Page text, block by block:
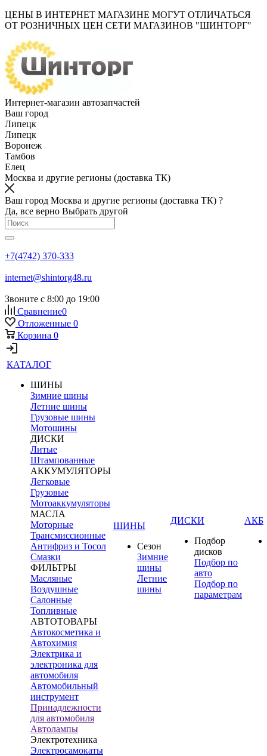
ЦЕНЫ В ИНТЕРНЕТ МАГАЗИНЕ МОГУТ ОТЛИЧАТЬСЯ
ОТ РОЗНИЧНЫХ ЦЕН СЕТИ МАГАЗИНОВ "ШИНТОРГ"
Интернет-магазин автозапчастей
Ваш город
Липецк
Липецк
Воронеж
Тамбов
Елец
Москва и другие регионы (доставка ТК)
Ваш город Москва и другие регионы (доставка ТК) ?
Да, все верно Выбрать другой
+7(4742) 370-333
internet@shintorg48.ru
Звоните с 8:00 до 19:00
Сравнение0
Отложенные 0
Корзина 0
КАТАЛОГ
ШИНЫ
Зимние шины
Летние шины
Грузовые шины
Мотошины
ДИСКИ
Литые
Штампованные
АККУМУЛЯТОРЫ
Легковые
Грузовые
Мотоаккумуляторы
МАСЛА
Моторные
Трансмиссионные
Антифриз и Тосол
Смазки
ФИЛЬТРЫ
Масляные
Воздушные
Салонные
Топливные
АВТОТОВАРЫ
Автокосметика и
Автохимия
Электрика и
электроника для
автомобиля
Автомобильный
инструмент
Принадлежности
для автомобиля
Автолампы
Электротехника
Электросамокаты
ШИНЫ
Сезон
Зимние
шины
Летние
шины
ДИСКИ
Подбор
дисков
Подбор по
авто
Подбор по
параметрам
АКБ